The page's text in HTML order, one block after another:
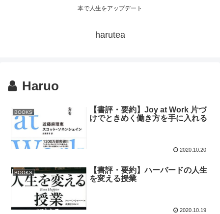
本で人生をアップデート
harutea
Haruo
BOOKS
【書評・要約】Joy at Work 片づ
けでときめく働き方を手に入れる
2020.10.20
BOOKS
【書評・要約】ハーバードの人生
を変える授業
2020.10.19